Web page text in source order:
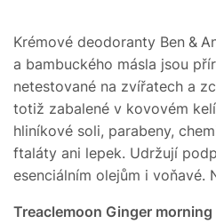
Krémové deodoranty Ben &
a bambuckého másla jsou
netestované na zvířatech a
totiž zabalené v kovovém
hliníkové soli, parabeny,
ftaláty ani lepek. Udržují
esenciálním olejům i voňavé.
Treaclemoon Ginger